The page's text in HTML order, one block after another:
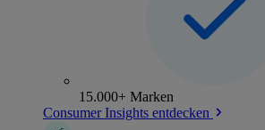
15.000+ Marken
Consumer Insights entdecken